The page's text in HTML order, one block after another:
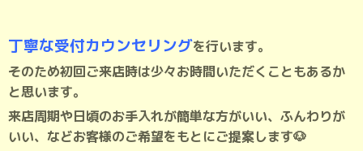
丁寧な受付カウンセリングを行います。
そのため初回ご来店時は少々お時間いただくこともあるか
と思います。
来店周期や日頃のお手入れが簡単な方がいい、ふんわりが
いい、などお客様のご希望をもとにご提案します🐶